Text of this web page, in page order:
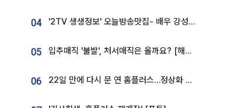
04 '2TV 생생정보' 오늘방송맛집- 배우 강성진 단골! 쌀국수ㆍ푸팟퐁 커리 맛집 '블○○○'
05 입추매직 '불발', 처서매직은 올까요? [해시태그]
06 22일 만에 다시 문 연 홈플러스…정상화 바쁜데 재고 없어 ‘발동동’[가보니]